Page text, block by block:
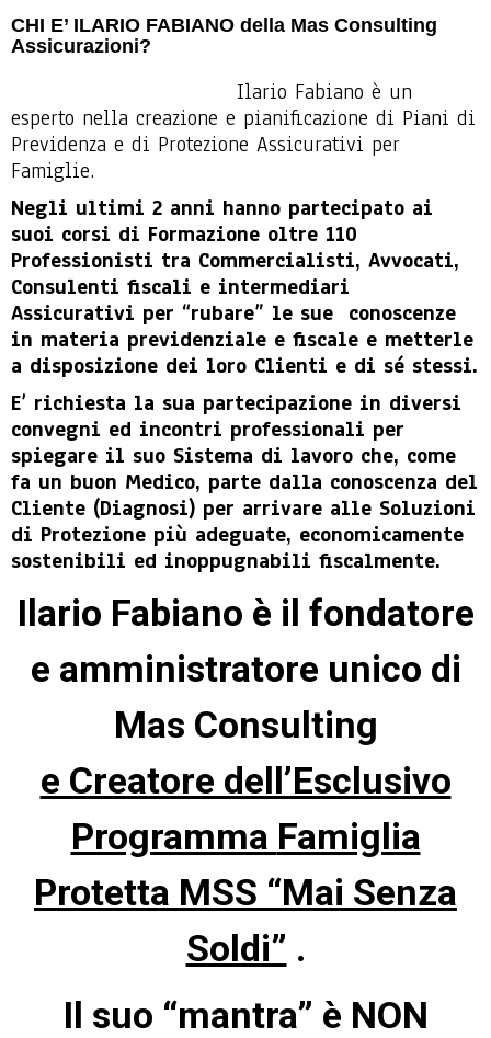
CHI E’ ILARIO FABIANO della Mas Consulting
Assicurazioni?
Ilario Fabiano è un
esperto nella creazione e pianificazione di Piani di
Previdenza e di Protezione Assicurativi per
Famiglie.
Negli ultimi 2 anni hanno partecipato ai
suoi corsi di Formazione oltre 110
Professionisti tra Commercialisti, Avvocati,
Consulenti fiscali e intermediari
Assicurativi per “rubare” le sue conoscenze
in materia previdenziale e fiscale e metterle
a disposizione dei loro Clienti e di sé stessi.
E’ richiesta la sua partecipazione in diversi
convegni ed incontri professionali per
spiegare il suo Sistema di lavoro che, come
fa un buon Medico, parte dalla conoscenza del
Cliente (Diagnosi) per arrivare alle Soluzioni
di Protezione più adeguate, economicamente
sostenibili ed inoppugnabili fiscalmente.
Ilario Fabiano è il fondatore
e amministratore unico di
Mas Consulting
e Creatore dell’Esclusivo
Programma Famiglia
Protetta MSS “Mai Senza
Soldi” .
Il suo “mantra” è NON